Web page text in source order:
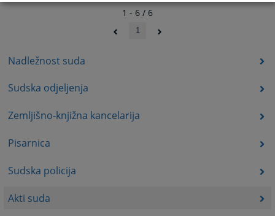
Nadležnost suda
Sudska odjeljenja
Zemljišno-knjižna kancelarija
Pisarnica
Sudska policija
Akti suda
1 - 6 / 6
1